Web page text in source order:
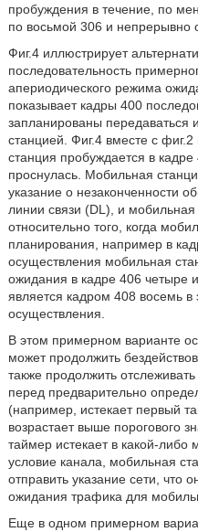
пробуждения в течение, по
по восьмой 306 и непрерывно
Фиг.4 иллюстрирует
последовательность
апериодического режима
показывает кадры 400
запланированы передаваться
станцией. Фиг.4 вместе с
станция пробуждается в
проснулась. Мобильная
указание о незаконченности
линии связи (DL), и
относительно того, когда
планирования, например в
осуществления мобильная
ожидания в кадре 406 четыре
является кадром 408 восемь
осуществления.
В этом примерном варианте
может продолжить
также продолжить
перед предварительно
(например, истекает первый
возрастает выше порогового
таймер истекает в какой-
условие канала, мобильная
отправить указание сети, что
ожидания трафика для
Еще в одном примерном